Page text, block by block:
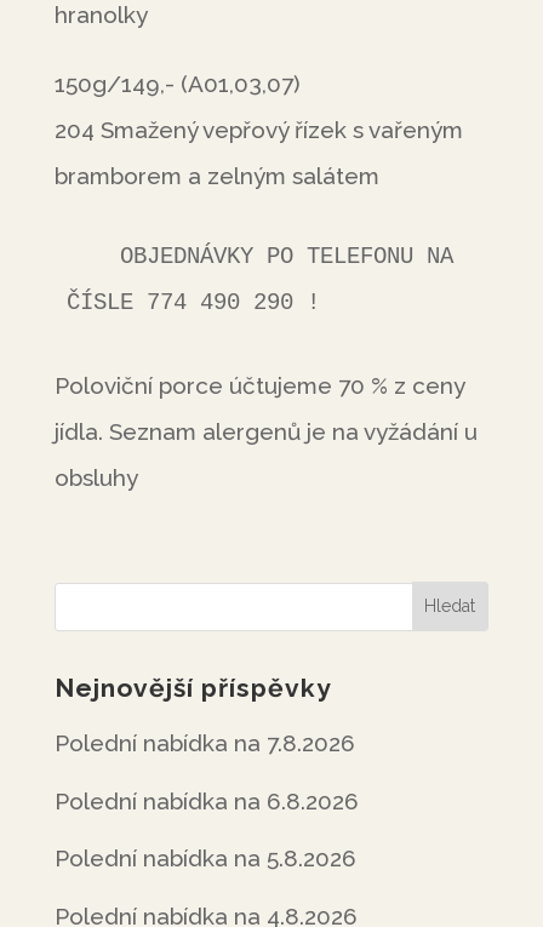
hranolky
150g/149,- (A01,03,07)
204 Smažený vepřový řízek s vařeným
bramborem a zelným salátem
ČÍSLE 774 490 290 !
Poloviční porce účtujeme 70 % z ceny
jídla. Seznam alergenů je na vyžádání u
obsluhy
Nejnovější příspěvky
Polední nabídka na 7.8.2026
Polední nabídka na 6.8.2026
Polední nabídka na 5.8.2026
Polední nabídka na 4.8.2026